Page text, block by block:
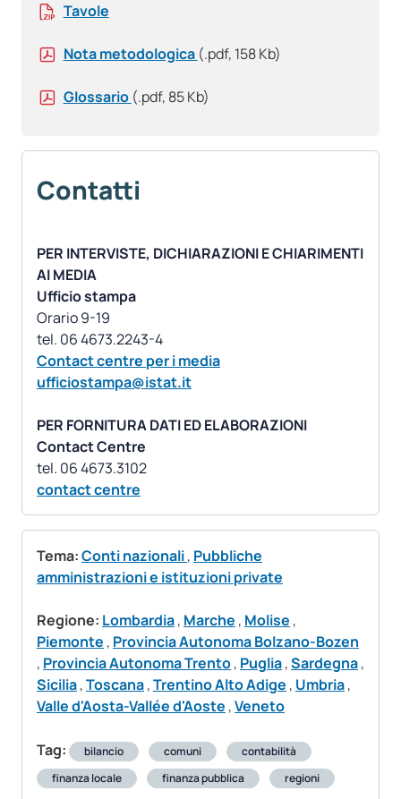
Tavole
Nota metodologica (.pdf, 158 Kb)
Glossario (.pdf, 85 Kb)
Contatti
PER INTERVISTE, DICHIARAZIONI E CHIARIMENTI
AI MEDIA
Ufficio stampa
Orario 9-19
Contact centre per i media
ufficiostampa@istat.it
PER FORNITURA DATI ED ELABORAZIONI
Contact Centre
contact centre
Tema:Conti nazionali, Pubbliche
amministrazioni e istituzioni private
Regione: Lombardia, Marche , Molise ,
Piemonte , Provincia Autonoma Bolzano-Bozen
, Provincia Autonoma Trento, Puglia,Sardegna,
Sicilia,Toscana,Trentino Alto Adige , Umbria,
Valle d'Aosta-Vallée d'Aoste ,Veneto
Tag: bilancio comuni
contabilità
finanza locale
finanza pubblica regioni